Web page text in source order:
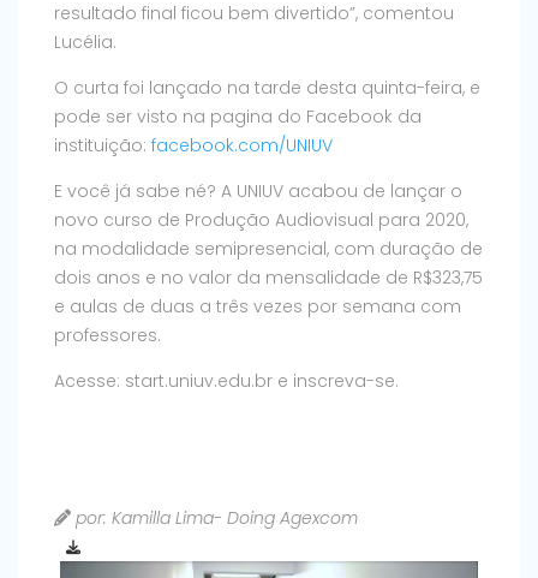
resultado final ficou bem divertido”, comentou
Lucélia.
O curta foi lançado na tarde desta quinta-feira, e
pode ser visto na pagina do Facebook da
instituição: facebook.com/UNIUV
E você já sabe né? A UNIUV acabou de lançar o
novo curso de Produção Audiovisual para 2020,
na modalidade semipresencial, com duração de
dois anos e no valor da mensalidade de R$323,75
e aulas de duas a três vezes por semana com
professores.
Acesse: start.uniuv.edu.br e inscreva-se.
por: Kamilla Lima- Doing Agexcom